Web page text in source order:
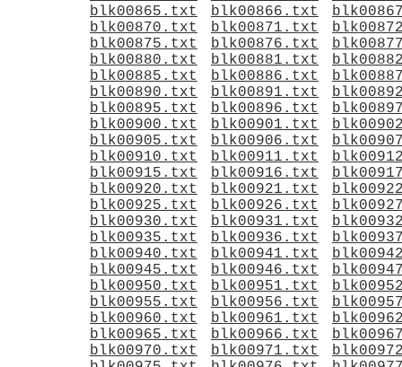
blk00865.txt
blk00866.txt
blk00870.txt
blk00871.txt
blk00875.txt
blk00876.txt
blk00880.txt
blk00881.txt
blk00885.txt
blk00886.txt
blk00890.txt
blk00891.txt
blk00895.txt
blk00896.txt
blk00900.txt
blk00901.txt
blk00905.txt
blk00906.txt
blk00910.txt
blk00911.txt
blk00915.txt
blk00916.txt
blk00920.txt
blk00921.txt
blk00925.txt
blk00926.txt
blk00930.txt
blk00931.txt
blk00935.txt
blk00936.txt
blk00940.txt
blk00941.txt
blk00945.txt
blk00946.txt
blk00950.txt
blk00951.txt
blk00955.txt
blk00956.txt
blk00960.txt
blk00961.txt
blk00965.txt
blk00966.txt
blk00970.txt
blk00971.txt